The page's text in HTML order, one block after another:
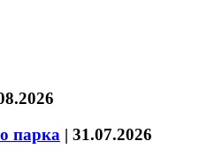
парка | 31.07.2026